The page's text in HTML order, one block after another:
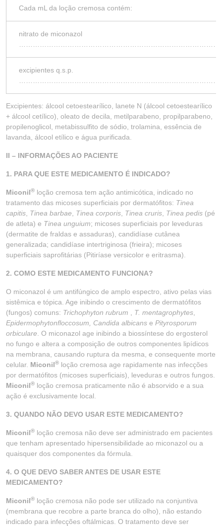
Cada mL da loção cremosa contém:
nitrato de miconazol
excipientes q.s.p.
Excipientes: álcool cetoestearílico, lanete N (álcool cetoestearílico
+ álcool cetílico), oleato de decila, metilparabeno, propilparabeno,
propilenoglicol, metabissulfito de sódio, trolamina, essência de
lavanda, álcool etílico e água purificada.
II – INFORMAÇÕES AO PACIENTE
1. PARA QUE ESTE MEDICAMENTO É INDICADO?
Miconil® loção cremosa tem ação antimicótica, indicado no
tratamento das micoses superficiais por dermatófitos: Tinea
capitis Tinea barbae Tinea corporis Tinea cruris Tinea pedis (pé
de atleta) e Tinea unguium; micoses superficiais por leveduras
(dermatite de fraldas e assaduras), candidíase cutânea
generalizada; candidíase intertriginosa (frieira); micoses
superficiais saprofitárias (Pitiríase versicolor e eritrasma).
2. COMO ESTE MEDICAMENTO FUNCIONA?
O miconazol é um antifúngico de amplo espectro, ativo pelas vias
sistêmica e tópica. Age inibindo o crescimento de dermatófitos
(fungos) comuns: Trichophyton rubrum T. mentagrophytes
Epidermophytonfloccosum, Candida albicans e Pityrosporum
orbiculare . O miconazol age inibindo a biossíntese do ergosterol
no fungo e altera a composição de outros componentes lipídicos
na membrana, causando ruptura da mesma, e consequente morte
celular. Miconil® loção cremosa age rapidamente nas infecções
por dermatófitos (micoses superficiais), leveduras e outros fungos.
Miconil® loção cremosa praticamente não é absorvido e a sua
ação é exclusivamente local.
3. QUANDO NÃO DEVO USAR ESTE MEDICAMENTO?
Miconil® loção cremosa não deve ser administrado em pacientes
que tenham apresentado hipersensibilidade ao miconazol ou a
quaisquer dos componentes da fórmula.
4. O QUE DEVO SABER ANTES DE USAR ESTE
MEDICAMENTO?
Miconil® loção cremosa não pode ser utilizado na conjuntiva
(membrana que recobre a parte branca do olho), não estando
indicado para infecções oftálmicas. O tratamento deve ser